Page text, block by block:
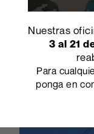
Nuestras
3 al 21
Para
ponga en